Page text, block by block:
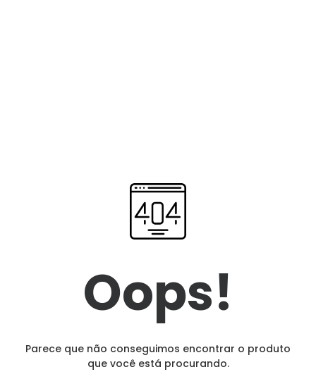
Oops!
Parece que não conseguimos encontrar o produto
que você está procurando.